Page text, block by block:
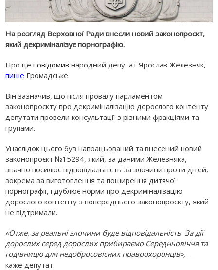
На розгляд Верховної Ради внесли новий законопроєкт,
який декриміналізує порнографію.
Про цеповідомив народний депутат Ярослав Железняк,
пише Громадське.
Він зазначив, що після провалу парламентом
законопроєкту про декриміналізацію дорослого контенту
депутати провели консультації з різними фракціями та
групами.
Унаслідок цього був напрацьований та внесений новий
законопроєкт №15294, який, за даними Железняка,
значно посилює відповідальність за злочини проти дітей,
зокрема за виготовлення та поширення дитячої
порнографії, і дублює норми про декриміналізацію
дорослого контенту з попереднього законопроєкту, який
не підтримали.
«Отже, за реальні злочини буде відповідальність. За дії
дорослих серед дорослих прибираємо Середньовіччя та
годівницю для недобросовісних правоохоронців», —
каже депутат.